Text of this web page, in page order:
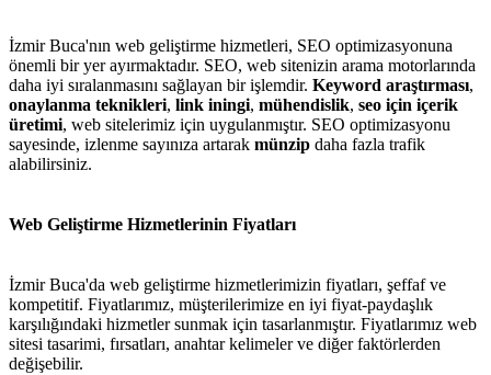
İzmir Buca'nın web geliştirme hizmetleri, SEO optimizasyonuna
önemli bir yer ayırmaktadır. SEO, web sitenizin arama motorlarında
daha iyi sıralanmasını sağlayan bir işlemdir. Keyword araştırması,
onaylanma teknikleri, link iningi, mühendislik, seo için içerik
üretimi, web sitelerimiz için uygulanmıştır. SEO optimizasyonu
sayesinde, izlenme sayınıza artarak münzip daha fazla trafik
alabilirsiniz.
Web Geliştirme Hizmetlerinin Fiyatları
İzmir Buca'da web geliştirme hizmetlerimizin fiyatları, şeffaf ve
kompetitif. Fiyatlarımız, müşterilerimize en iyi fiyat-paydaşlık
karşılığındaki hizmetler sunmak için tasarlanmıştır. Fiyatlarımız web
sitesi tasarimi, fırsatları, anahtar kelimeler ve diğer faktörlerden
değişebilir.